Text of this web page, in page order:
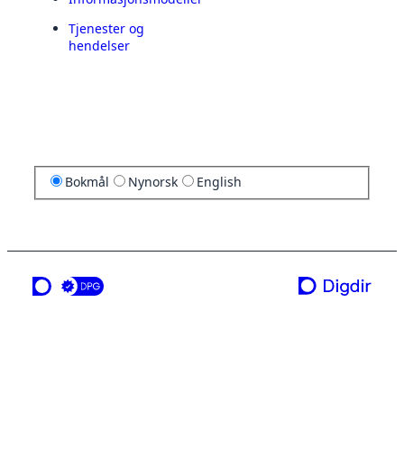
Tjenester og
hendelser
Bokmål Nynorsk English